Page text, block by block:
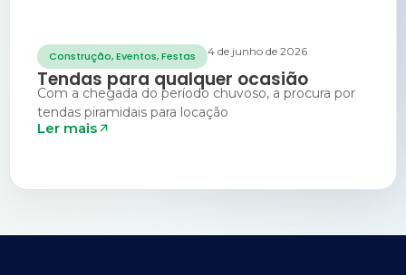
Construção,Eventos,Festas 4 de junho de 2026
Tendas para qualquer ocasião
Com a chegada do período chuvoso, a procura por
tendas piramidais para locação
Ler mais